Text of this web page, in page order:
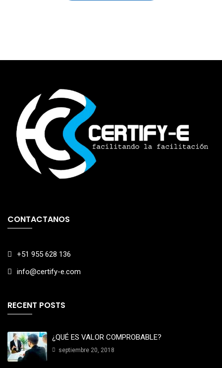
CONTACTANOS
+51 955 628 136
info@certify-e.com
RECENT POSTS
¿QUÉ ES VALOR COMPROBABLE?
septiembre 20, 2018